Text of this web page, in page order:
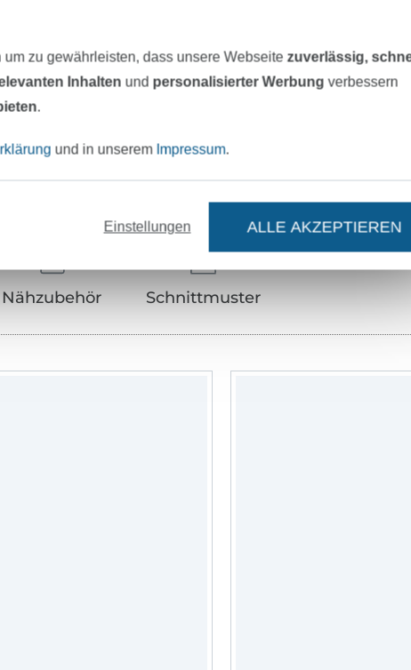
Hersteller-Kontaktdaten
Das passt dazu
Nähzubehör Schnittmuster
zu gewährleisten, dass unsere Webseitezuverlässig,
Inhalten und personalisierter Werbung verbessern
.
und in unserem Impressum.
Einstellungen ALLE AKZEPTIEREN